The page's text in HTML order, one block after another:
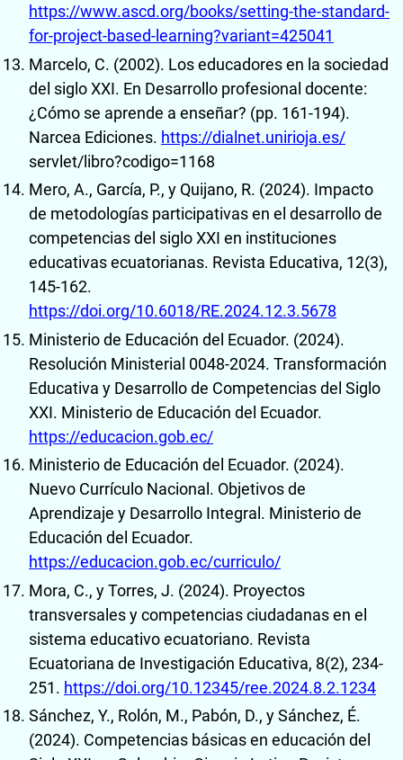
https://www.ascd.org/books/setting-the-standard-
for-project-based-learning?variant=425041
Marcelo, C. (2002). Los educadores en la sociedad
del siglo XXI. En Desarrollo profesional docente:
¿Cómo se aprende a enseñar? (pp. 161-194).
Narcea Ediciones. https://dialnet.unirioja.es/
servlet/libro?codigo=1168
Mero, A., García, P., y Quijano, R. (2024). Impacto
de metodologías participativas en el desarrollo de
competencias del siglo XXI en instituciones
educativas ecuatorianas. Revista Educativa, 12(3),
145-162.
https://doi.org/10.6018/RE.2024.12.3.5678
Ministerio de Educación del Ecuador. (2024).
Resolución Ministerial 0048-2024. Transformación
Educativa y Desarrollo de Competencias del Siglo
XXI. Ministerio de Educación del Ecuador.
https://educacion.gob.ec/
Ministerio de Educación del Ecuador. (2024).
Nuevo Currículo Nacional. Objetivos de
Aprendizaje y Desarrollo Integral. Ministerio de
Educación del Ecuador.
https://educacion.gob.ec/curriculo/
Mora, C., y Torres, J. (2024). Proyectos
transversales y competencias ciudadanas en el
sistema educativo ecuatoriano. Revista
Ecuatoriana de Investigación Educativa, 8(2), 234-
251. https://doi.org/10.12345/ree.2024.8.2.1234
Sánchez, Y., Rolón, M., Pabón, D., y Sánchez, É.
(2024). Competencias básicas en educación del